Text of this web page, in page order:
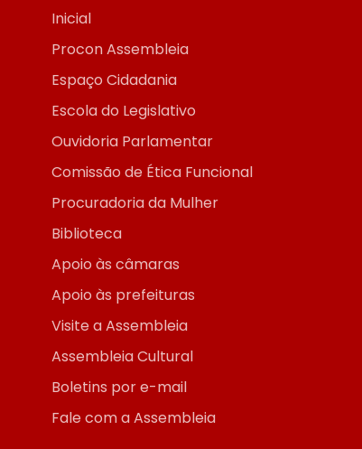
Inicial
Procon Assembleia
Espaço Cidadania
Escola do Legislativo
Ouvidoria Parlamentar
Comissão de Ética Funcional
Procuradoria da Mulher
Biblioteca
Apoio às câmaras
Apoio às prefeituras
Visite a Assembleia
Assembleia Cultural
Boletins por e-mail
Fale com a Assembleia